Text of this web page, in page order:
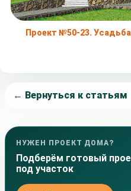
← Вернуться к статьям
НУЖЕН ПРОЕКТ ДОМА?
Подберём готовый
под участок
Проект №50-23.